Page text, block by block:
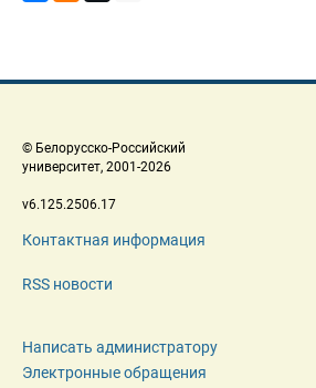
© Белорусско-Российский
университет, 2001-2026
v6.125.2506.17
Контактная информация
RSS новости
Написать администратору
Электронные обращения